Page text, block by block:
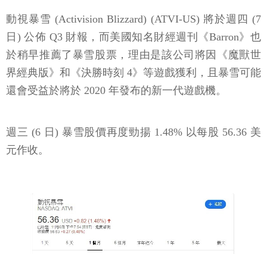
動視暴雪 (Activision Blizzard) (ATVI-US) 將於週四 (7
日) 公佈 Q3 財報，而美國知名財經週刊《Barron》也
於稍早推薦了暴雪股票，理由是該公司將因《魔獸世
界經典版》和《決勝時刻 4》等遊戲獲利，且暴雪可能
還會受益於將於 2020 年發布的新一代遊戲機。
週三 (6 日) 暴雪股價再度勁揚 1.48% 以每股 56.36 美
元作收。